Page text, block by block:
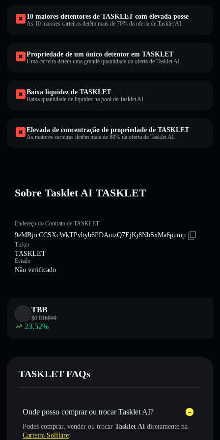
10 maiores detentores de TASKLET com elevada posse
As 10 maiores carteiras detêm mais de 70% da oferta de Tasklet AI.
Propriedade de um único detentor em TASKLET
Uma carteira detém uma grande quantidade da oferta de Tasklet AI.
Baixa liquidez de TASKLET
Baixa quantidade de liquidez na pool de Tasklet AI.
Elevada de concentração de propriedade de TASKLET
As maiores carteiras detêm mais de 80% da oferta de Tasklet AI.
Sobre Tasklet AI TASKLET
Endereço do Contrato de TASKLET
9eMBjrcCCSXcWkTPvbyb6PDAmzQ7EjKj8NbSxMa6pump
Ticker
TASKLET
Estado
Não verificado
TBB
$0.016999
23.52%
TASKLET FAQs
Onde posso comprar ou trocar Tasklet AI?
Podes comprar, vender ou trocar Tasklet AI diretamente na
Carteira Solflare: